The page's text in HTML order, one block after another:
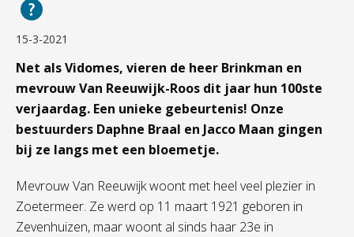
15-3-2021
Net als Vidomes, vieren de heer Brinkman en
mevrouw Van Reeuwijk-Roos dit jaar hun 100ste
verjaardag. Een unieke gebeurtenis! Onze
bestuurders Daphne Braal en Jacco Maan gingen
bij ze langs met een bloemetje.
MevrouwVan Reeuwijk woont met heel veel plezier in
Zoetermeer. Ze werd op 11 maart 1921 geboren in
Zevenhuizen, maar woont al sinds haar 23e in